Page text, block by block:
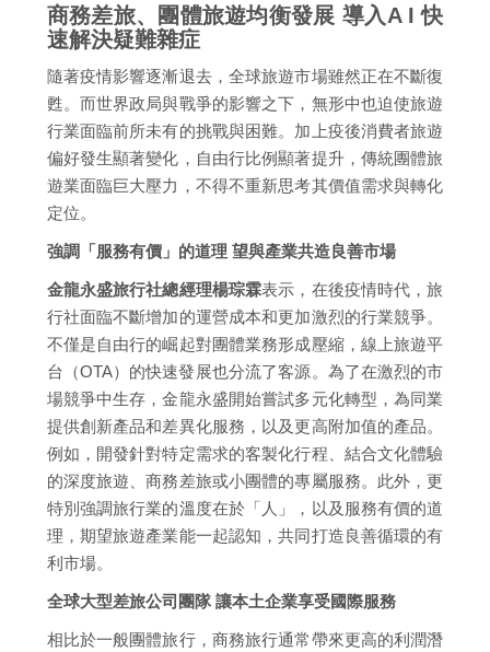
商務差旅、團體旅遊均衡發展 導入A I 快
速解決疑難雜症
隨著疫情影響逐漸退去，全球旅遊市場雖然正在不斷復
甦。而世界政局與戰爭的影響之下，無形中也迫使旅遊
行業面臨前所未有的挑戰與困難。加上疫後消費者旅遊
偏好發生顯著變化，自由行比例顯著提升，傳統團體旅
遊業面臨巨大壓力，不得不重新思考其價值需求與轉化
定位。
強調「服務有價」的道理 望與產業共造良善市場
金龍永盛旅行社總經理楊琮霖表示，在後疫情時代，旅
行社面臨不斷增加的運營成本和更加激烈的行業競爭。
不僅是自由行的崛起對團體業務形成壓縮，線上旅遊平
台（OTA）的快速發展也分流了客源。為了在激烈的市
場競爭中生存，金龍永盛開始嘗試多元化轉型，為同業
提供創新產品和差異化服務，以及更高附加值的產品。
例如，開發針對特定需求的客製化行程、結合文化體驗
的深度旅遊、商務差旅或小團體的專屬服務。此外，更
特別強調旅行業的溫度在於「人」，以及服務有價的道
理，期望旅遊產業能一起認知，共同打造良善循環的有
利市場。
全球大型差旅公司團隊 讓本土企業享受國際服務
相比於一般團體旅行，商務旅行通常帶來更高的利潤潛